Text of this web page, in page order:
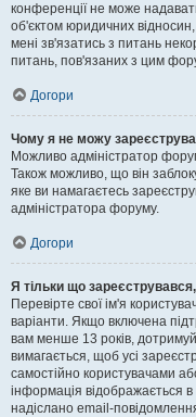
конференції не може
об'єктом юридичних відносин,
мені зв'язатись з питань
питань, пов'язаних з цим
Догори
Чому я не можу
Можливо адміністратор
Також можливо, що він
яке ви намагаєтесь
адміністратора форуму.
Догори
Я тільки що
Перевірте свої ім'я
варіанти. Якщо включена
вам менше 13 років,
вимагається, щоб усі
самостійно користувачами
інформація відображається
надіслано email-